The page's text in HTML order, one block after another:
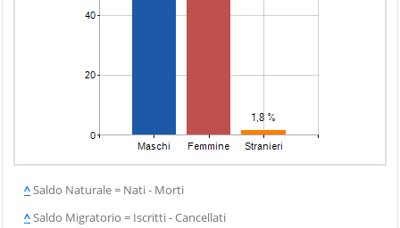
^Saldo Naturale = Nati - Morti
^Saldo Migratorio = Iscritti - Cancellati